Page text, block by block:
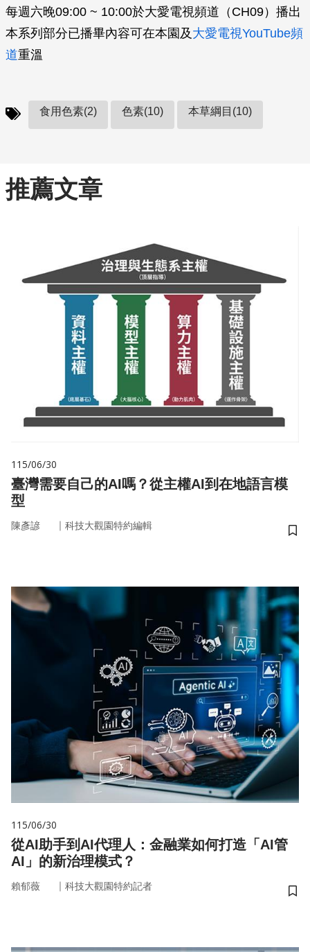
每週六晚09:00 ~ 10:00於大愛電視頻道（CH09）播出
本系列部分已播畢內容可在本園及 大愛電視YouTube頻
道重溫
食用色素(2) 色素(10) 本草綱目(10)
推薦文章
115/06/30
臺灣需要自己的AI嗎？從主權AI到在地語言模
型
陳彥諺 ｜ 科技大觀園特約編輯
儲
115/06/30
從AI助手到AI代理人：金融業如何打造「AI管
AI」的新治理模式？
賴郁薇 ｜ 科技大觀園特約記者
儲